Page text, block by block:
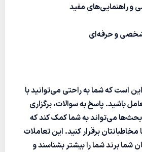
و راهنمایی‌های مفید
شخصی و حرفه‌ای
یکی از مزایای Discord این است که شما به راحتی می‌توانید با
باشید. پاسخ به سوالات، برگزاری
می‌تواند به شما کمک کند که
برقرار کنید. این تعاملات
برند شما را بیشتر بشناسند و